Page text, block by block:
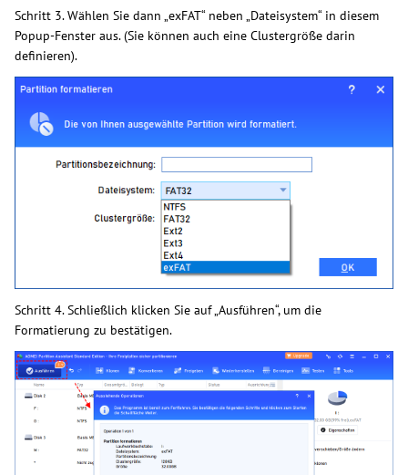
Schritt 3. Wählen Sie dann „exFAT“ neben „Dateisystem“ in diesem
Popup-Fenster aus. (Sie können auch eine Clustergröße darin
definieren).
Schritt 4. Schließlich klicken Sie auf „Ausführen“, um die
Formatierung zu bestätigen.